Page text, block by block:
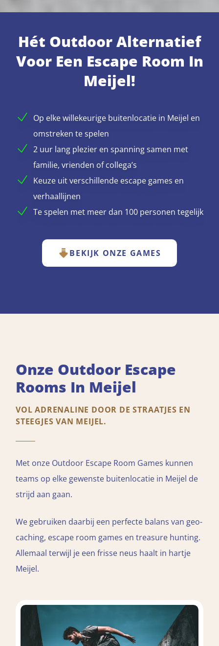
Hét Outdoor Alternatief
Voor Een Escape Room In
Meijel!
Op elke willekeurige buitenlocatie in Meijel en
omstreken te spelen
2 uur lang plezier en spanning samen met
familie, vrienden of collega’s
Keuze uit verschillende escape games en
verhaallijnen
Te spelen met meer dan 100 personen tegelijk
BEKIJK ONZE GAMES
Onze Outdoor Escape
Rooms In Meijel
VOL ADRENALINE DOOR DE STRAATJES EN
STEEGJES VAN MEIJEL.
Met onze Outdoor Escape Room Games kunnen
teams op elke gewenste buitenlocatie in Meijel de
strijd aan gaan.
We gebruiken daarbij een perfecte balans van geo-
caching, escape room games en treasure hunting.
Allemaal terwijl je een frisse neus haalt in hartje
Meijel.